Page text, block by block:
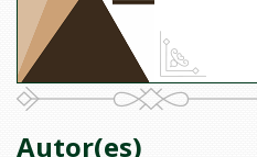
Autor(es)